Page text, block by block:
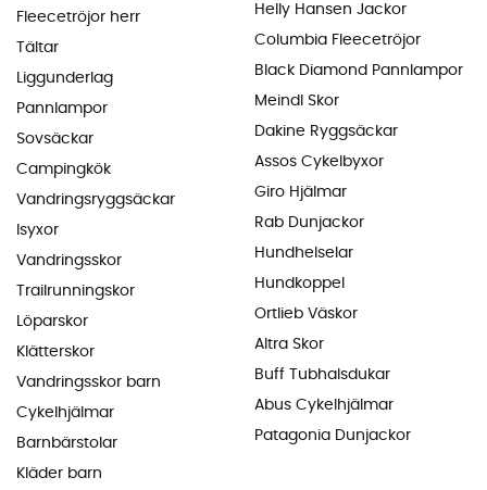
Fleecetröjor herr
Tältar
Liggunderlag
Pannlampor
Sovsäckar
Campingkök
Vandringsryggsäckar
Isyxor
Vandringsskor
Trailrunningskor
Löparskor
Klätterskor
Vandringsskor barn
Cykelhjälmar
Barnbärstolar
Kläder barn
Helly Hansen Jackor
Columbia Fleecetröjor
Black Diamond Pannlampor
Meindl Skor
Dakine Ryggsäckar
Assos Cykelbyxor
Giro Hjälmar
Rab Dunjackor
Hundhelselar
Hundkoppel
Ortlieb Väskor
Altra Skor
Buff Tubhalsdukar
Abus Cykelhjälmar
Patagonia Dunjackor